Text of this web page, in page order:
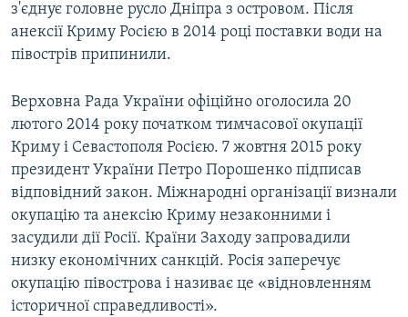
з'єднує головне русло Дніпра з островом. Після
анексії Криму Росією в 2014 році поставки води на
півострів припинили.
Верховна Рада України офіційно оголосила 20
лютого 2014 року початком тимчасової окупації
Криму і Севастополя Росією. 7 жовтня 2015 року
президент України Петро Порошенко підписав
відповідний закон. Міжнародні організації визнали
окупацію та анексію Криму незаконними і
засудили дії Росії. Країни Заходу запровадили
низку економічних санкцій. Росія заперечує
окупацію півострова і називає це «відновленням
історичної справедливості».